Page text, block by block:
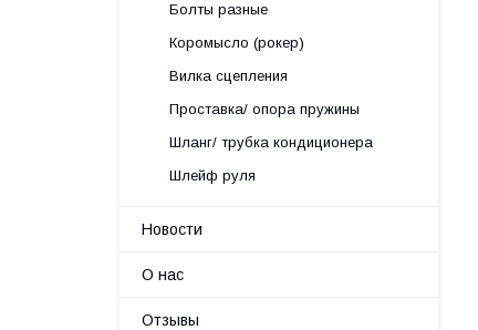
Болты разные
Коромысло (рокер)
Вилка сцепления
Проставка/ опора пружины
Шланг/ трубка кондиционера
Шлейф руля
Новости
О нас
Отзывы